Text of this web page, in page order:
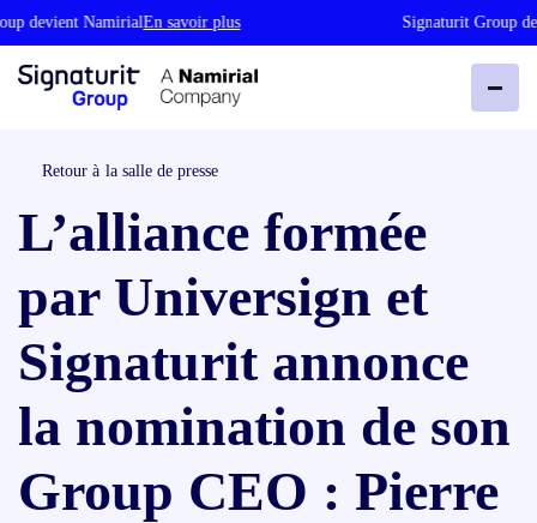
devient NamirialEn savoir plus Signaturit Group
Retour à la salle de presse
L’alliance formée
par Universign et
Signaturit annonce
la nomination de son
Group CEO : Pierre